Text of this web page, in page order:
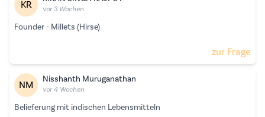
KR vor 3 Wochen
Founder - Millets (Hirse)
zur Frage
NM Nisshanth Muruganathan
vor 4 Wochen
Belieferung mit indischen Lebensmitteln